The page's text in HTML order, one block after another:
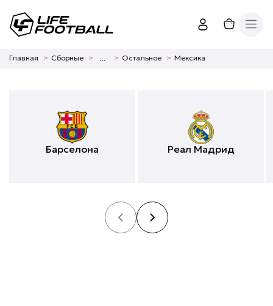
Главная Сборные Остальное Мексика
Барселона Реал Мадрид